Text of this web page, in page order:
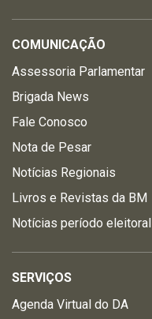
COMUNICAÇÃO
Assessoria Parlamentar
Brigada News
Fale Conosco
Nota de Pesar
Notícias Regionais
Livros e Revistas da BM
Notícias período eleitoral
SERVIÇOS
Agenda Virtual do DA